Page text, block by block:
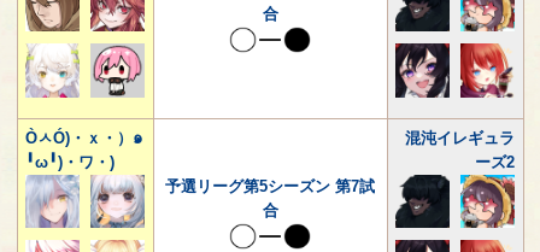
合
ÒㅅÓ)・ｘ・）๑
╹ω╹)・ワ・)
予選リーグ第5シーズン 第7試
合
混沌イレギュラ
ーズ2